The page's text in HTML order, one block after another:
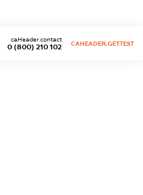
0 (800) 210 102
caHeader.contact
CAHEADER.GETTEST